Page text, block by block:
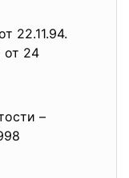
22.11.94.
24
–